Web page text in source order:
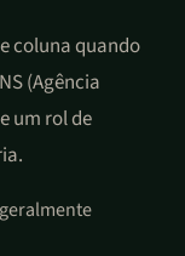
coluna quando
(Agência
um rol de